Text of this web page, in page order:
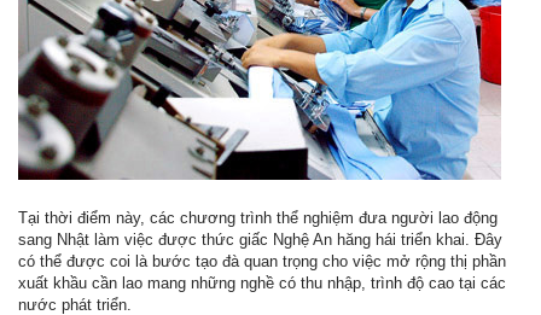
Tại thời điểm này, các chương trình thể nghiệm đưa người lao động
sang Nhật làm việc được thức giấc Nghệ An hăng hái triển khai. Đây
có thể được coi là bước tạo đà quan trọng cho việc mở rộng thị phần
xuất khầu cần lao mang những nghề có thu nhập, trình độ cao tại các
nước phát triển.